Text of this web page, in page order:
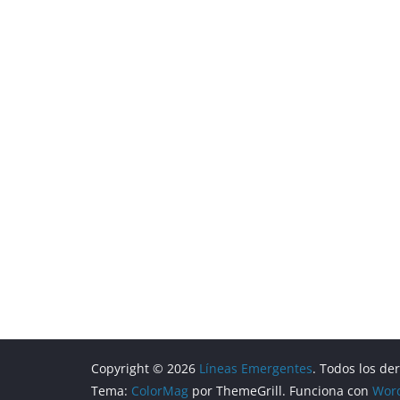
Copyright © 2026 Líneas Emergentes. Todos los
Tema: ColorMag por ThemeGrill. Funciona con